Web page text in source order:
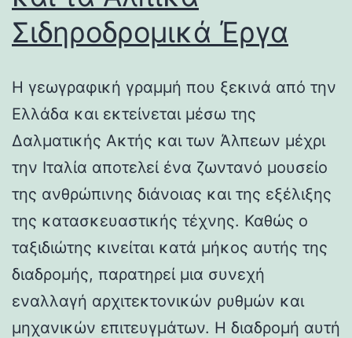
Σιδηροδρομικά Έργα
Η γεωγραφική γραμμή που ξεκινά από την
Ελλάδα και εκτείνεται μέσω της
Δαλματικής Ακτής και των Άλπεων μέχρι
την Ιταλία αποτελεί ένα ζωντανό μουσείο
της ανθρώπινης διάνοιας και της εξέλιξης
της κατασκευαστικής τέχνης. Καθώς ο
ταξιδιώτης κινείται κατά μήκος αυτής της
διαδρομής, παρατηρεί μια συνεχή
εναλλαγή αρχιτεκτονικών ρυθμών και
μηχανικών επιτευγμάτων. Η διαδρομή αυτή